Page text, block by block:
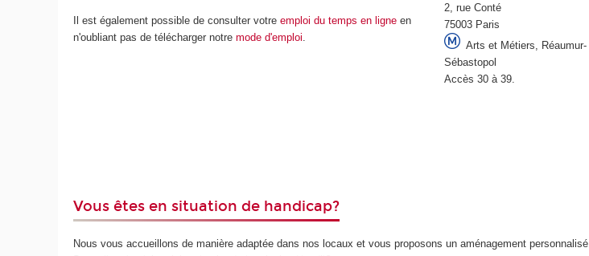
Il est également possible de consulter votreemploi du temps en ligne en
n'oubliant pas de télécharger notremode d'emploi.
2, rue Conté
75003 Paris
Arts et Métiers, Réaumur-
Sébastopol
Accès 30 à 39.
Vous êtes en situation de handicap?
Nous vous accueillons de manière adaptée dans nos locaux et vous proposons un aménagement personnalisé.